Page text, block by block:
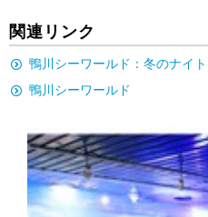
関連リンク
鴨川シーワールド：冬のナイ
鴨川シーワールド